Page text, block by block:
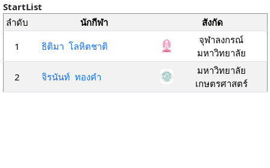
StartList
ลำดับ
นักกีฬา
สังกัด
1
ธิติมา โลหิตชาติ
จุฬาลงกรณ์
มหาวิทยาลัย
2
จิรนันท์ ทองคำ
มหาวิทยาลัย
เกษตรศาสตร์